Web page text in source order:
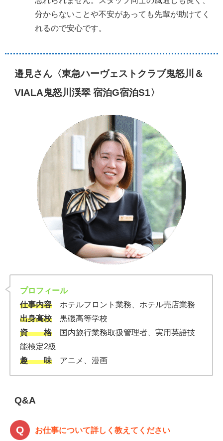
分からないことや不安があっても先輩が助けてく
れるので安心です。
邉見さん〈東急ハーヴェストクラブ鬼怒川＆
VIALA鬼怒川渓翠 宿泊G宿泊S1〉
プロフィール
仕事内容
ホテルフロント業務、ホテル売店業務
出身高校
黒磯高等学校
資 格
国内旅行業務取扱管理者、実用英語技
能検定2級
趣 味
アニメ、漫画
Q&A
お仕事について詳しく教えてください